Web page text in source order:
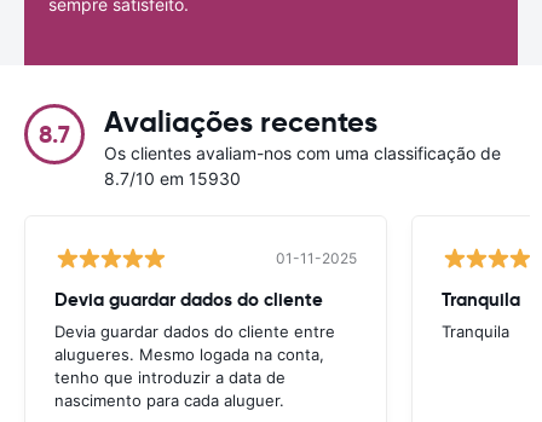
8.7 Avaliações recentes
Os clientes avaliam-nos com uma classificação de
8.7/10 em 15930
01-11-2025
Devia guardar dados do cliente
Devia guardar dados do cliente entre
alugueres. Mesmo logada na conta,
tenho que introduzir a data de
nascimento para cada aluguer.
Tranquila
Tranquila